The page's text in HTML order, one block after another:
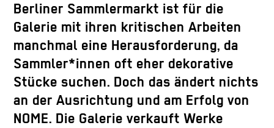
Berliner Sammlermarkt ist für die
Galerie mit ihren kritischen Arbeiten
manchmal eine Herausforderung, da
Sammler*innen oft eher dekorative
Stücke suchen. Doch das ändert nichts
an der Ausrichtung und am Erfolg von
NOME. Die Galerie verkauft Werke